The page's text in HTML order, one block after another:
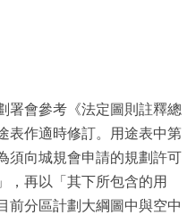
署會參考《法定圖則註釋總
表作適時修訂。用途表中第
須向城規會申請的規劃許可
，再以「其下所包含的用
前分區計劃大綱圖中與空中